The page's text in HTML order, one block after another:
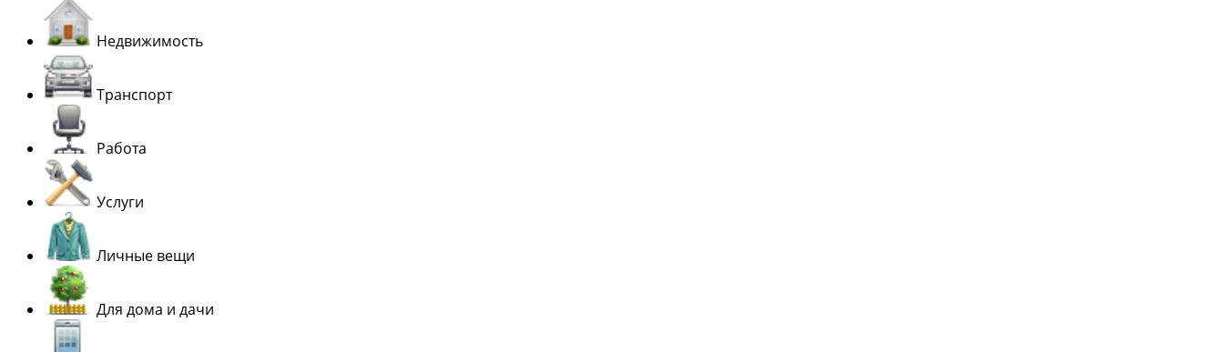
Недвижимость
Транспорт
Работа
Услуги
Личные вещи
Для дома и дачи